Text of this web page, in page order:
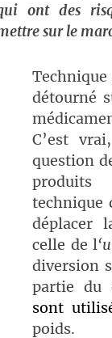
ont des
sur le
détourné
C’est
question
produits
technique
déplacer
celle de l
diversion
partie du
sont
poids.